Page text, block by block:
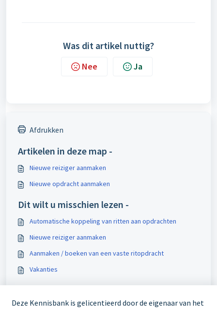
Was dit artikel nuttig?
Nee Ja
Afdrukken
Artikelen in deze map -
Nieuwe reiziger aanmaken
Nieuwe opdracht aanmaken
Dit wilt u misschien lezen -
Automatische koppeling van ritten aan opdrachten
Nieuwe reiziger aanmaken
Aanmaken / boeken van een vaste ritopdracht
Vakanties
Deze Kennisbank is gelicentieerd door de eigenaar van het